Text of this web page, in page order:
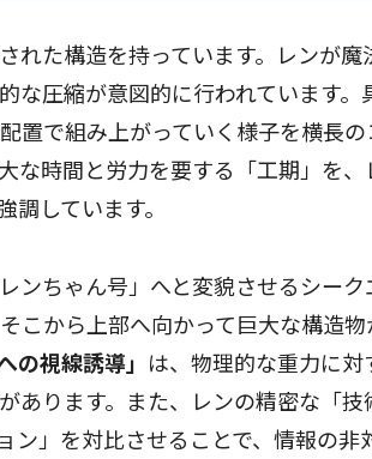
れた構造を持っています。レンが魔
な圧縮が意図的に行われています。
置で組み上がっていく様子を横長
な時間と労力を要する「工期」を、
しています。
ンちゃん号」へと変貌させるシーク
こから上部へ向かって巨大な構造
の視線誘導」 は、物理的な重力に対
ります。また、レンの精密な「技
ン」を対比させることで、情報の非